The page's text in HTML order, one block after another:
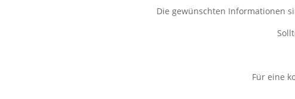
Die gewünschten Informationen
Für eine